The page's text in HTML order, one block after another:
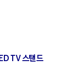
TV 스탠드